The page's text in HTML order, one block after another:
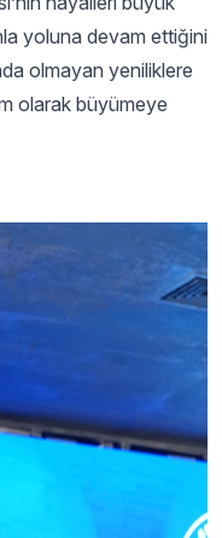
yoluna devam ettiğini
olmayan yeniliklere
olarak büyümeye